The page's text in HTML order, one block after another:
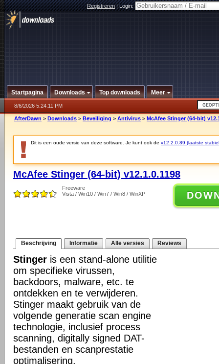
Registreren|Login:
Startpagina Downloads Top downloads Meer
8/6/2026 5:24:11 PM
AfterDawn > Downloads > Beveiliging > Antivirus > McAfee Stinger (64-bit)
Dit is een oude versie van deze software. Je kunt ook de v12.2.0.89 (laatste
McAfee Stinger (64-bit) v12.1.0.1198
Freeware
Vista / Win10 / Win7 / Win8 / WinXP
Beschrijving Informatie Alle versies Reviews
Stinger is een stand-alone utilitie
om specifieke virussen,
backdoors, malware, etc. te
ontdekken en te verwijderen.
Stinger maakt gebruik van de
volgende generatie scan engine
technologie, inclusief process
scanning, digitally signed DAT-
bestanden en scanprestatie
optimalisering.